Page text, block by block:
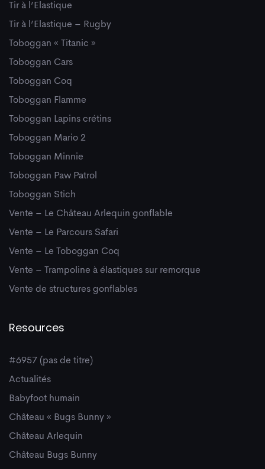
Tir à l’Elastique
Tir à l’Elastique – Rugby
Toboggan « Titanic »
Toboggan Cars
Toboggan Coq
Toboggan Flamme
Toboggan Lapins crétins
Toboggan Mario 2
Toboggan Minnie
Toboggan Paw Patrol
Toboggan Stich
Vente – Le Château Arlequin gonflable
Vente – Le Parcours Safari
Vente – Le Toboggan Coq
Vente – Trampoline à élastiques sur remorque
Vente de structures gonflables
Resources
#6957 (pas de titre)
Actualités
Babyfoot humain
Château « Bugs Bunny »
Château Arlequin
Château Bugs Bunny